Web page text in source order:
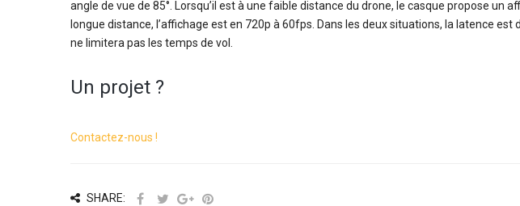
angle de vue de 85°. Lorsqu’il est à une faible distance du drone, le casque propose un
longue distance, l’affichage est en 720p à 60fps. Dans les deux situations, la latence est
ne limitera pas les temps de vol.
Un projet ?
Contactez-nous !
SHARE: